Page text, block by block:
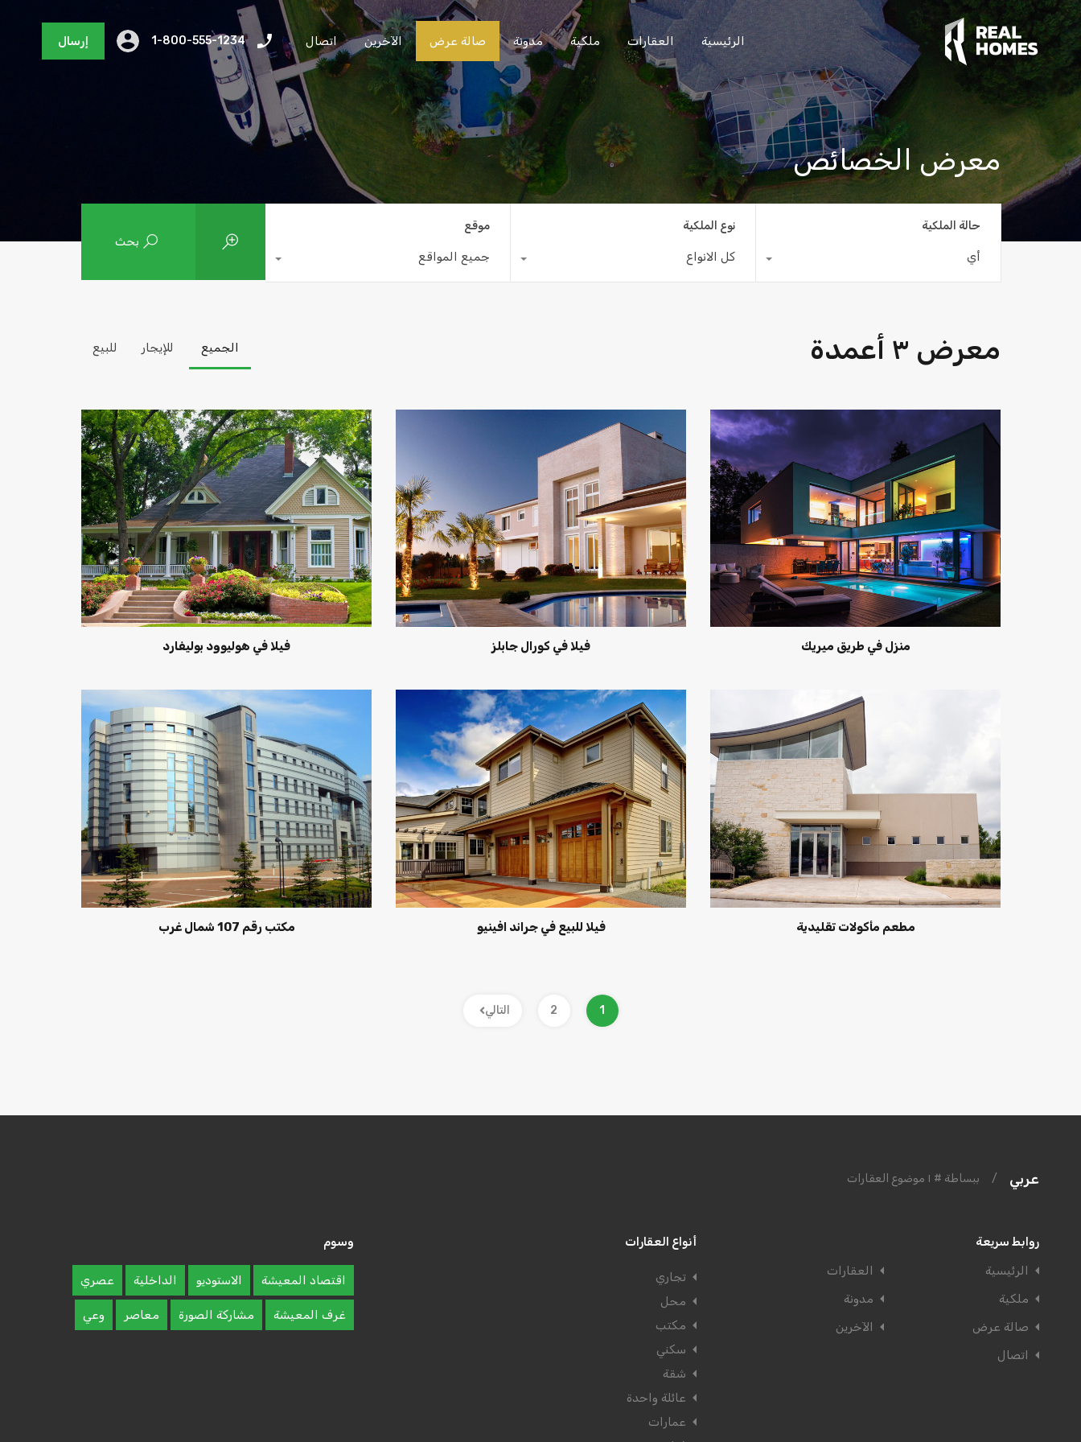
الرئيسية العقارات ملكية مدونة صالة عرض الآخرين اتصال 1-800-555-1234 إرسال
معرض الخصائص
حالة الملكية
أي
نوع الملكية
كل الانواع
موقع
جميع المواقع
بحث
معرض ٣ أعمدة الجميع للإيجار للبيع
منزل في طريق ميريك فيلا في كورال جابلز فيلا في هوليوود بوليفارد
مطعم مأكولات تقليدية فيلا للبيع في جراند افينيو مكتب رقم 107 شمال غرب
1
2 التالي
عربي / ببساطة # ١ موضوع العقارات
روابط سريعة
الرئيسية
العقارات
ملكية
مدونة
صالة عرض
الآخرين
اتصال
أنواع العقارات
تجاري
محل
مكتب
سكني
شقة
عائلة واحدة
عمارات
وسوم
اقتصاد المعيشة الاستوديو الداخلية عصري
غرف المعيشة مشاركة الصورة معاصر وعي